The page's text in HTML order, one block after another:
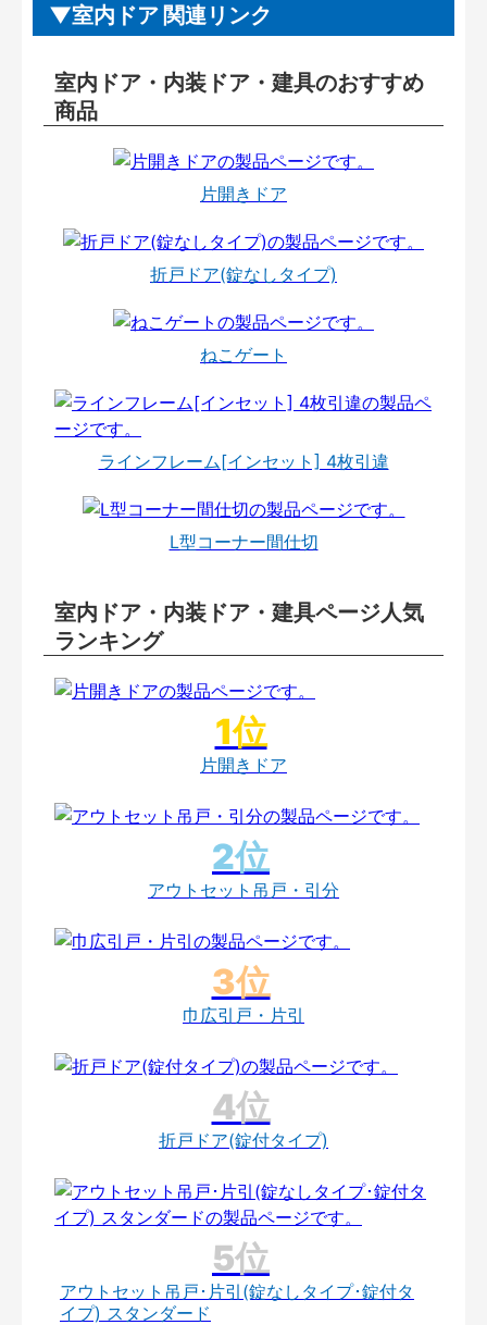
室内ドア 関連リンク
室内ドア・内装ドア・建具のおすすめ
商品
片開きドア
折戸ドア(錠なしタイプ)
ねこゲート
ラインフレーム[インセット] 4枚引違
L型コーナー間仕切
室内ドア・内装ドア・建具ページ人気
ランキング
片開きドア
アウトセット吊戸・引分
巾広引戸・片引
折戸ドア(錠付タイプ)
アウトセット吊戸･片引(錠なしタイプ･錠付タ
イプ) スタンダード